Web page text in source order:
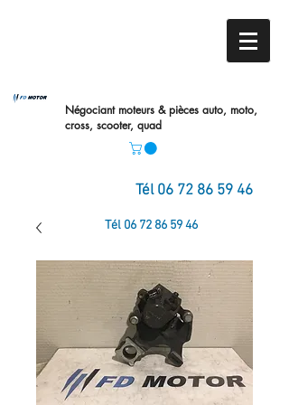
Négociant moteurs & pièces auto, moto,
cross, scooter, quad
Tél 06 72 86 59 46
Tél 06 72 86 59 46